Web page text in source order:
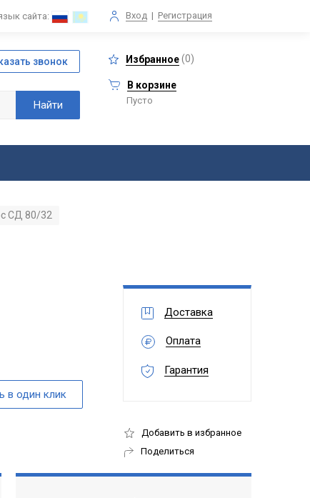
Вход | Регистрация
сайта:
Избранное(0)
В корзине
Пусто
СД 80/32
Доставка
Оплата
Гарантия
Добавить в избранное
Поделиться